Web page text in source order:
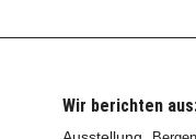
Wir berichten